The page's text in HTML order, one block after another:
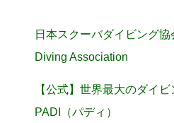
日本スクーバダイビング
Diving Association
【公式】世界最大のダイ
PADI（パディ）